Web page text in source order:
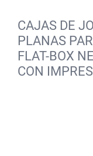
CAJAS DE
PLANAS
FLAT-BOX
CON